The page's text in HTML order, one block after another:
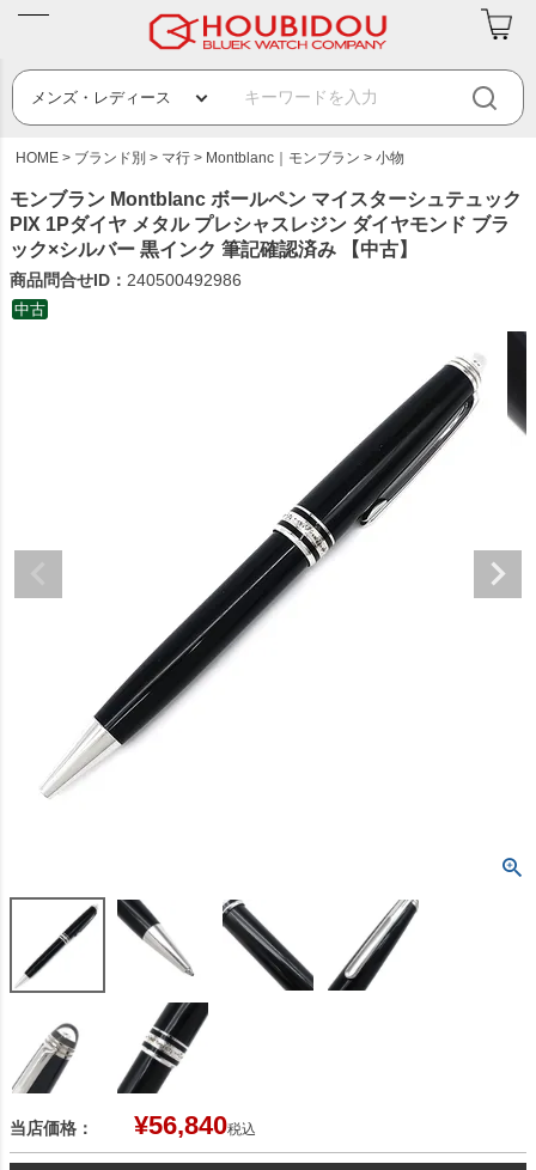
HOME ブランド別 マ行 Montblanc｜モンブラン 小物
モンブラン Montblanc ボールペン マイスターシュテュック
PIX 1Pダイヤ メタル プレシャスレジン ダイヤモンド ブラ
ック×シルバー 黒インク 筆記確認済み 【中古】
商品問合せID： 240500492986
中古
当店価格： ¥56,840税込